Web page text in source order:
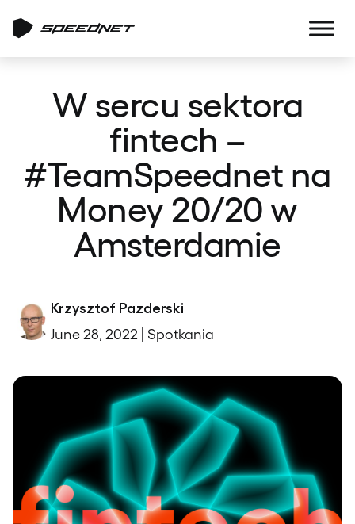
W sercu sektora
fintech –
#TeamSpeednet na
Money 20/20 w
Amsterdamie
Krzysztof Pazderski
June 28, 2022 | Spotkania